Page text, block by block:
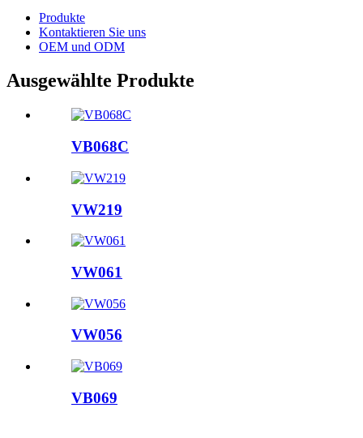
Produkte
Kontaktieren Sie uns
OEM und ODM
Ausgewählte Produkte
VB068C
VW219
VW061
VW056
VB069